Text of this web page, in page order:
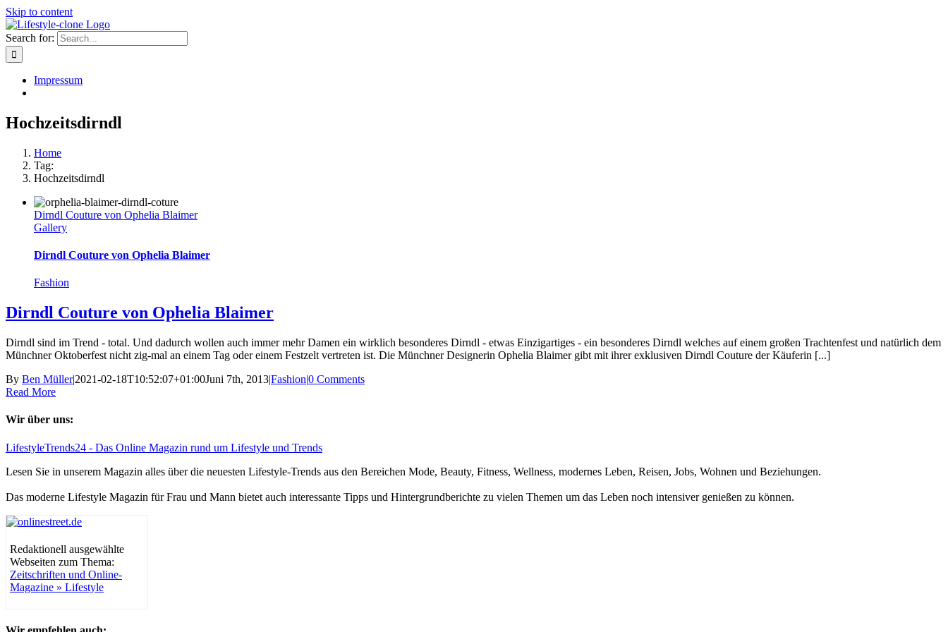
Skip to content
Search for:
Impressum
Hochzeitsdirndl
Home
Tag:
Hochzeitsdirndl
Dirndl Couture von Ophelia Blaimer
Gallery
Dirndl Couture von Ophelia Blaimer
Fashion
Dirndl Couture von Ophelia Blaimer
Dirndl sind im Trend - total. Und dadurch wollen auch immer mehr Damen ein wirklich besonderes Dirndl - etwas Einzigartiges - ein besonderes Dirndl welches auf einem großen Trachtenfest und natürlich dem
Münchner Oktoberfest nicht zig-mal an einem Tag oder einem Festzelt vertreten ist. Die Münchner Designerin Ophelia Blaimer gibt mit ihrer exklusiven Dirndl Couture der Käuferin [...]
By Ben Müller|2021-02-18T10:52:07+01:00Juni 7th, 2013|Fashion|0 Comments
Read More
Wir über uns:
LifestyleTrends24 - Das Online Magazin rund um Lifestyle und Trends
Lesen Sie in unserem Magazin alles über die neuesten Lifestyle-Trends aus den Bereichen Mode, Beauty, Fitness, Wellness, modernes Leben, Reisen, Jobs, Wohnen und Beziehungen.
Das moderne Lifestyle Magazin für Frau und Mann bietet auch interessante Tipps und Hintergrundberichte zu vielen Themen um das Leben noch intensiver genießen zu können.
Redaktionell ausgewählte
Webseiten zum Thema:
Zeitschriften und Online-
Magazine » Lifestyle